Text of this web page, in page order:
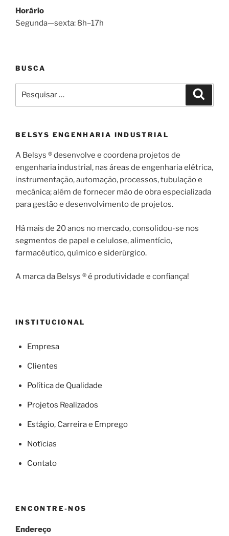
Horário
Segunda—sexta: 8h–17h
BUSCA
por:
BELSYS ENGENHARIA INDUSTRIAL
A Belsys ® desenvolve e coordena projetos de
engenharia industrial, nas áreas de engenharia elétrica,
instrumentação, automação, processos, tubulação e
mecânica; além de fornecer mão de obra especializada
para gestão e desenvolvimento de projetos.
Há mais de 20 anos no mercado, consolidou-se nos
segmentos de papel e celulose, alimentício,
farmacêutico, químico e siderúrgico.
A marca da Belsys ® é produtividade e confiança!
INSTITUCIONAL
Empresa
Clientes
Política de Qualidade
Projetos Realizados
Estágio, Carreira e Emprego
Notícias
Contato
ENCONTRE-NOS
Endereço